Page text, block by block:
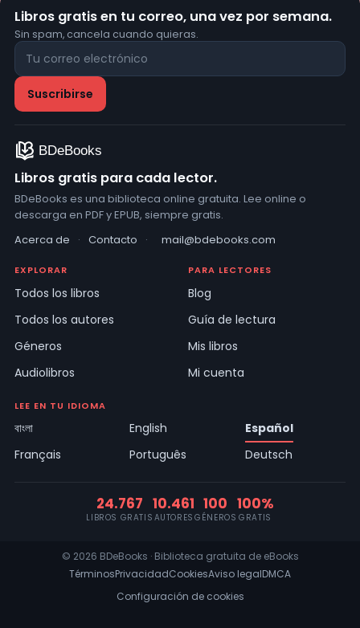
Libros gratis en tu correo, una vez por semana.
Sin spam, cancela cuando quieras.
Libros gratis para cada lector.
BDeBooks es una biblioteca online gratuita. Lee online o
descarga en PDF y EPUB, siempre gratis.
Acerca de
· Contacto · mail@bdebooks.com
EXPLORAR
Todos los libros
Todos los autores
Géneros
Audiolibros
PARA LECTORES
Blog
Guía de lectura
Mis libros
Mi cuenta
LEE EN TU IDIOMA
বাংলা English
Español
Français
Português Deutsch
24.767
LIBROS GRATIS
10.461
AUTORES
100
GÉNEROS
100%
GRATIS
© 2026 BDeBooks · Biblioteca gratuita de eBooks
TérminosPrivacidadCookiesAviso legalDMCA
Configuración de cookies